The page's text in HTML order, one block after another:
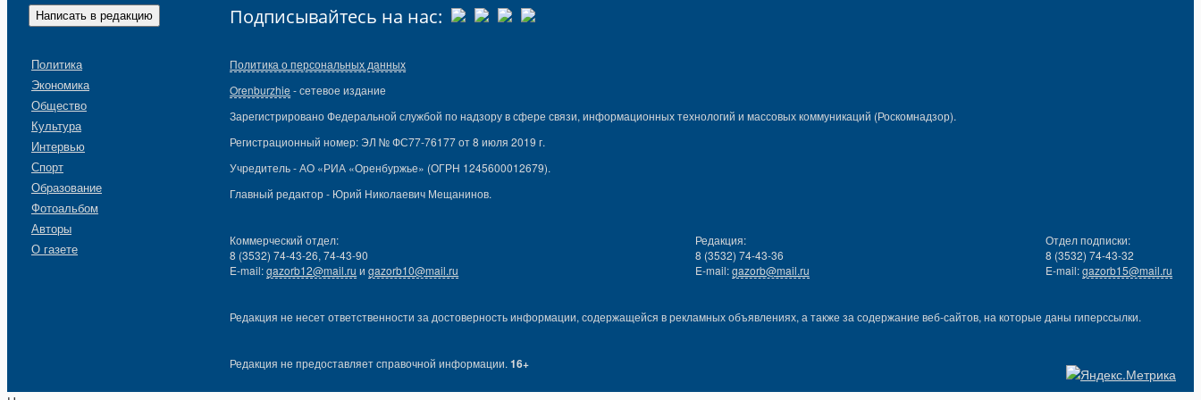
Написать в редакцию
Политика
Экономика
Общество
Культура
Интервью
Спорт
Образование
Фотоальбом
Авторы
О газете
Подписывайтесь на нас:
Политика о персональных данных
Orenburzhie - сетевое издание
Зарегистрировано Федеральной службой по надзору в сфере связи, информационных технологий и массовых коммуникаций (Роскомнадзор).
Регистрационный номер: ЭЛ № ФС77-76177 от 8 июля 2019 г.
Учредитель - АО «РИА «Оренбуржье» (ОГРН 1245600012679).
Главный редактор - Юрий Николаевич Мещанинов.
Коммерческий отдел:
8 (3532) 74-43-26, 74-43-90
E-mail:gazorb12@mail.ru иgazorb10@mail.ru
Редакция:
8 (3532) 74-43-36
E-mail:gazorb@mail.ru
Отдел подписки:
8 (3532) 74-43-32
E-mail:gazorb15@mail.ru
Редакция не несет ответственности за достоверность информации, содержащейся в рекламных объявлениях, а также за содержание веб-сайтов, на которые даны гиперссылки.
Редакция не предоставляет справочной информации.16+